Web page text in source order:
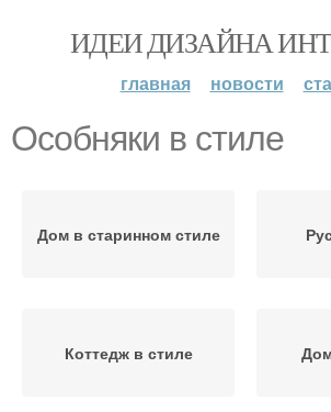
ИДЕИ ДИЗАЙНА
главная новости
Особняки в стиле
Дом в старинном стиле
Коттедж в стиле